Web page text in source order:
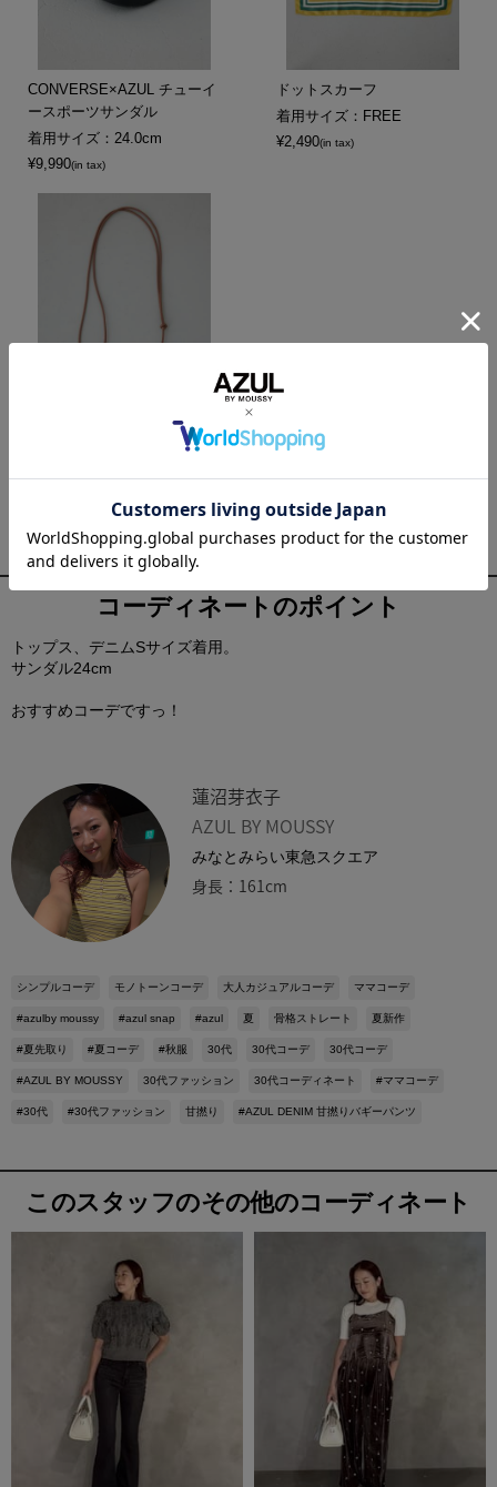
CONVERSE×AZUL チューイ
ースポーツサンダル
着用サイズ：24.0cm
¥9,990(in tax)
ドットスカーフ
着用サイズ：FREE
¥2,490(in tax)
¥2,744(in tax)
シンプルコーデ モノトーンコーデ 大人カジュアルコーデ ママコーデ
#azulby moussy #azul snap #azul 夏 骨格ストレート 夏新作
#夏先取り #夏コーデ #秋服 30代 30代コーデ 30代コーデ
#AZUL BY MOUSSY 30代ファッション 30代コーディネート #ママコーデ
#30代 #30代ファッション 甘撚り #AZUL DENIM 甘撚りバギーパンツ
コーディネートのポイント
トップス、デニムSサイズ着用。
サンダル24cm
おすすめコーデですっ！
蓮沼芽衣子
AZUL BY MOUSSY
みなとみらい東急スクエア
身長：161cm
このスタッフのその他のコーディネート